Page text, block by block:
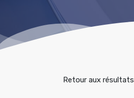
Retour aux résultats